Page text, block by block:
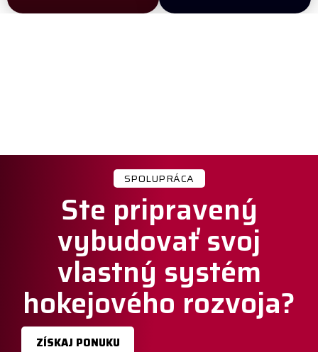
SPOLUPRÁCA
Ste pripravený
vybudovať svoj
vlastný systém
hokejového rozvoja?
ZÍSKAJ PONUKU